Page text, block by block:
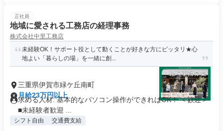
正社員
地域に愛される工務店の経理事務
株式会社中里工務店
未経験OK！サポート役として動くことが好きな方にピッタリ★心
地よい「暮らしの場」を一緒に創...
三重県伊賀市緑ケ丘南町
月給23万円以上
求める人材: 基本的なパソコン操作ができればOK！ ＜歓迎＞
■未経験者歓迎 ...
シフト自由 交通費支給